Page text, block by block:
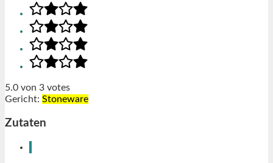
5.0 von 3 votes
Gericht: Stoneware
Zutaten